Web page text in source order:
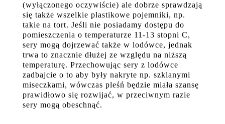
(wyłączonego oczywiście) ale dobrze sprawdzają
się także wszelkie plastikowe pojemniki, np.
takie na tort. Jeśli nie posiadamy dostępu do
pomieszczenia o temperaturze 11-13 stopni C,
sery mogą dojrzewać także w lodówce, jednak
trwa to znacznie dłużej ze względu na niższą
temperaturę. Przechowując sery z lodówce
zadbajcie o to aby były nakryte np. szklanymi
miseczkami, wówczas pleśń będzie miała szansę
prawidłowo się rozwijać, w przeciwnym razie
sery mogą obeschnąć.